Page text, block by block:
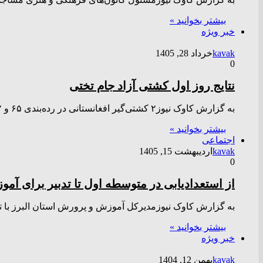
بیشتر بخوانید »
خبر ویژه
kavakخرداد 28, 1405
0
نتایج روز اول کشتی آزاد جام تختی
به گزارش کاوک نیوز۲ کشتی‌گیر افغانستانی در رده‌بندی ۶۵ و ۹۲ کیلوگرم جام تختی با قبول شکست مقابل حریفان ایرانی…
بیشتر بخوانید »
اجتماعی
kavak اردیبهشت 15, 1405
0
از استعدادیابی در متوسطه اول تا تدبیر برای
به گزارش کاوک نیوزمدیرکل آموزش و پرورش استان البرز با
بیشتر بخوانید »
خبر ویژه
kavakبهمن 12, 1404